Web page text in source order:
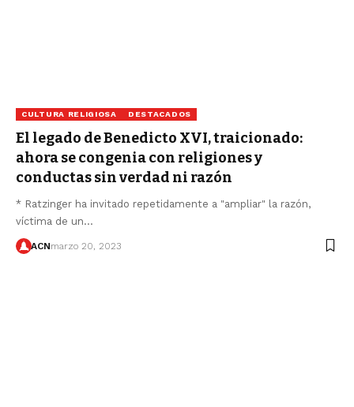
CULTURA RELIGIOSA DESTACADOS
El legado de Benedicto XVI, traicionado:
ahora se congenia con religiones y
conductas sin verdad ni razón
* Ratzinger ha invitado repetidamente a "ampliar" la razón,
víctima de un…
ACNmarzo 20, 2023